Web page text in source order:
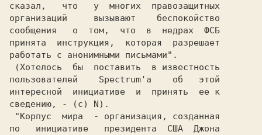
сказал,   что   у  многих  правозащитных
организаций     вызывают    беспокойство
сообщения   о  том,  что  в  недрах  ФСБ
принята  инструкция,  которая  разрешает
работать с анонимными письмами".
пользователей    Spectrum'а    об   этой
интересной  инициативе  и  принять  ее к
сведению, - (c) N).
по   инициативе   президента  США  Джона